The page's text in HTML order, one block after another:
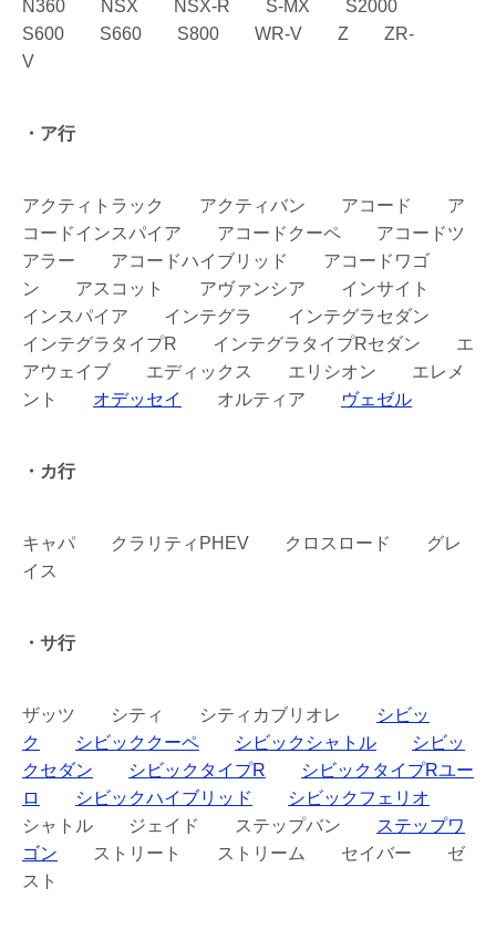
N360 NSX NSX-R S-MX S2000
S600 S660 S800 WR-V Z ZR-
V
・ア行
アクティトラック アクティバン アコード ア
コードインスパイア アコードクーペ アコードツ
アラー アコードハイブリッド アコードワゴ
ン アスコット アヴァンシア インサイト
インスパイア インテグラ インテグラセダン
インテグラタイプR インテグラタイプRセダン エ
アウェイブ エディックス エリシオン エレメ
ント オデッセイ オルティア ヴェゼル
・カ行
キャパ クラリティPHEV クロスロード グレ
イス
・サ行
ザッツ シティ シティカブリオレ
シビッ
ク
シビッククーペ シビックシャトル
シビッ
クセダン
シビックタイプR
シビックタイプRユー
ロ
シビックハイブリッド
シビックフェリオ
シャトル ジェイド ステップバン
ステップワ
ゴン ストリート ストリーム セイバー ゼ
スト